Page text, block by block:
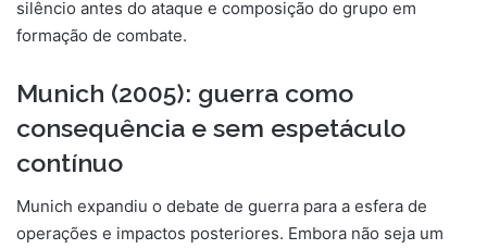
silêncio antes do ataque e composição do grupo em
formação de combate.
Munich (2005): guerra como
consequência e sem espetáculo
contínuo
Munich expandiu o debate de guerra para a esfera de
operações e impactos posteriores. Embora não seja um